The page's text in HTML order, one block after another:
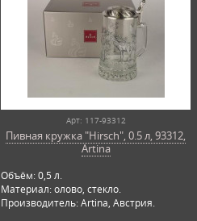
Арт: 117-93312
Пивная кружка "Hirsch", 0.5 л, 93312,
Artina
Объём: 0,5 л.
Материал: олово, стекло.
Производитель: Artina, Австрия.